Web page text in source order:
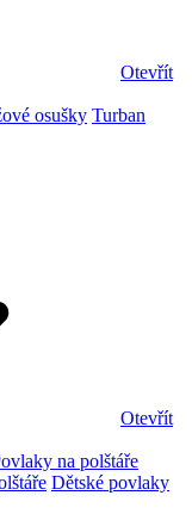
Otevřít
osušky Turban
Otevřít
na polštáře
Dětské povlaky